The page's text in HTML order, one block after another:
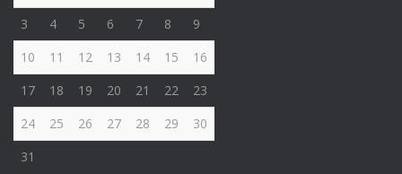
3
4 5 6 7 8
9
10
11 12 13 14 15
16
17
18 19 20 21 22
23
24
25 26 27 28 29
30
31